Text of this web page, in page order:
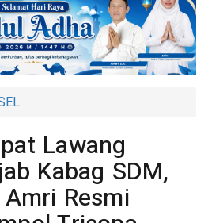
Lawang
Kabag SDM,
Resmi